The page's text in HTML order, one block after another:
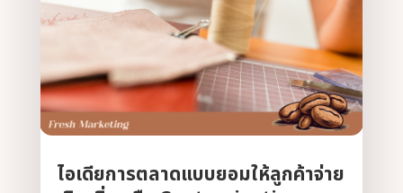
ไอเดียการตลาดแบบยอมให้ลูกค้าจ่าย